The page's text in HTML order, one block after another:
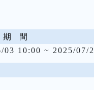
間
03 10:00 ~ 2025/07/